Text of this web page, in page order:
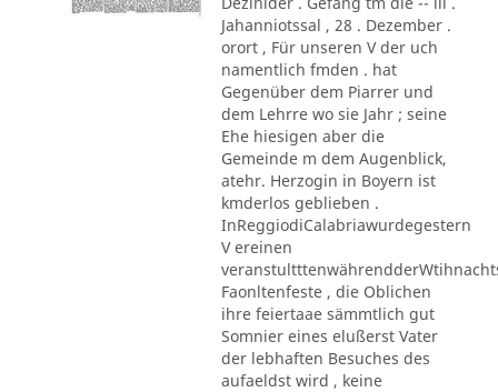
Jahanniotssal , 28 . Dezember .
orort , Für unseren V der uch
namentlich fmden . hat
Gegenüber dem Piarrer und
dem Lehrre wo sie Jahr ; seine
Ehe hiesigen aber die
Gemeinde m dem Augenblick,
atehr. Herzogin in Boyern ist
kmderlos geblieben .
InReggiodiCalabriawurdegestern
V ereinen
Faonltenfeste , die Oblichen
ihre feiertaae sämmtlich gut
Somnier eines elußerst Vater
der lebhaften Besuches des
aufaeldst wird , keine